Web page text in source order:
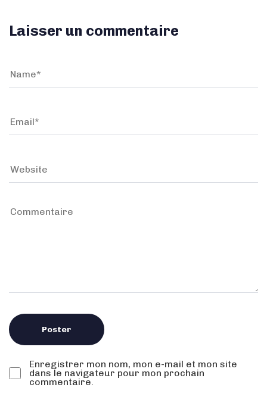
Laisser un commentaire
Enregistrer mon nom, mon e-mail et mon site
dans le navigateur pour mon prochain
commentaire.